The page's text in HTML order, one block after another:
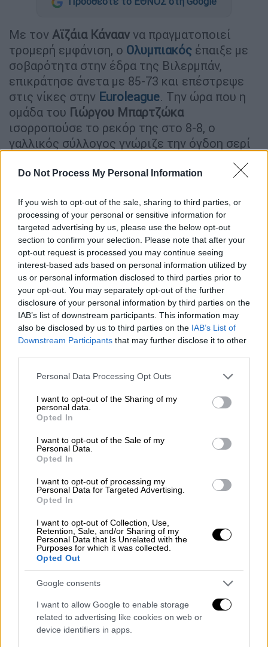
Do Not Process My Personal Information
If you wish to opt-out of the sale, sharing to third parties, or
processing of your personal or sensitive information for
targeted advertising by us, please use the below opt-out
section to confirm your selection. Please note that after your
opt-out request is processed you may continue seeing
interest-based ads based on personal information utilized by
us or personal information disclosed to third parties prior to
your opt-out. You may separately opt-out of the further
disclosure of your personal information by third parties on the
IAB’s list of downstream participants. This information may
also be disclosed by us to third parties on the IAB’s List of
Downstream Participants that may further disclose it to other
Please note that this website/app uses one or more Google
not limited to your visit or usage behaviour. You may click to
grant or deny consent to Google and its third-party tags to
use your data for below specified purposes in below Google
consent section.
Personal Data Processing Opt Outs
I want to opt-out of the Sharing of my
personal data.
Opted In
I want to opt-out of the Sale of my
Personal Data.
Opted In
I want to opt-out of processing my
Personal Data for Targeted Advertising.
Opted In
I want to opt-out of Collection, Use,
Retention, Sale, and/or Sharing of my
Personal Data that Is Unrelated with the
Purposes for which it was collected.
Opted Out
Google consents
I want to allow Google to enable storage
related to advertising like cookies on web or
device identifiers in apps.
Με τον Αϊζάια Κάνααν να πραγματοποιεί
τρομερή εμφάνιση, ο Ολυμπιακός έπαιξε με
σοβαρότητα στην έδρα της Βιλερμπάν,
επικράτησε άνετα με 85-73 και επέστρεψε
στις νίκες στην Euroleague. Tην ώρα που η
ομάδα του Γιώργου Μπαρτζώκα
ισορροπούσε το ρεκόρ της στο 8-8, ο
γαλλικός σύλλογος γνώριζε την όγδοη σερί
αναμέτρησης στην μεγαλύτερη διάρκεια του
παιχνιδιού και δεν άφησαν κανένα περιθώριο
αντίδρασης στην αδύναμη Βιλερμπάν. Οι
παίκτες του Μπαρτζώκα ήταν αρκετά
εύστοχοι από την περιφέρεια (11/26τρ. 42%),
ενώ παράλληλα είχαν 24 ασίστ για 14 λάθη,
την στιγμή που η Βιλερμπάν είχε 4/19τρ. και
22/43δ.
Ο Αϊζαια Κάνααν έδειξε για άλλη μια
αναμέτρηση πόσο σημαντικός είναι για τον
κολλάει η μπάλα στην επίθεση. Ο Αμερικανός
γκαρντ ολοκλήρωσε την αναμέτρηση
έχοντας 19 πόντους με 7/11 σουτ. Πολύ
καλή παρουσία είχε ο Σακίλ ΜακΚισικ, ο
οποίος δείχνει να βρίσκει τον ρυθμό του,
μετρώντας 13 πόντους με 4/7 σουτ, ενώ ο
νικητών με 17 πόντους και 7/11 σουτ.
Αθόρυβος, αλλά MVP της αναμέτρησης ο Φαλ
με 2 πόντους, 7 ριμπάουντ και 7 ασίστ.
Από την άλλη πλευρά ο Πάρις Λι έκανε ότι
μπορούσε για να σταματήσει τους
ερυθρόλευκους, σημειώνοντας 16 πόντους
με 7 ασίστ και 3/10 τρίποντα ωστόσο. Ο
Λουβαβό-Καμπαρό μέτρησε και αυτός 16
πόντους με τον Μαικ Σκοτ και τον Λοβέρν
να προσθέτουν από 12 και 10 ο καθένας.